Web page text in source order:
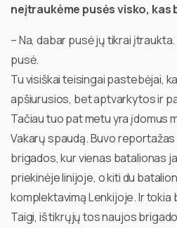
neįtraukėme pusės visko, kas
– Na, dabar pusė jų tikrai
pusė.
Tu visiškai teisingai pastebėjai,
apšiurusios, bet aptvarkytos ir
Tačiau tuo pat metu yra įdomus
Vakarų spaudą. Buvo
brigados, kur vienas batalionas
priekinėje linijoje, o kiti du
komplektavimą Lenkijoje. Ir tokia
Taigi, iš tikrųjų tos naujos